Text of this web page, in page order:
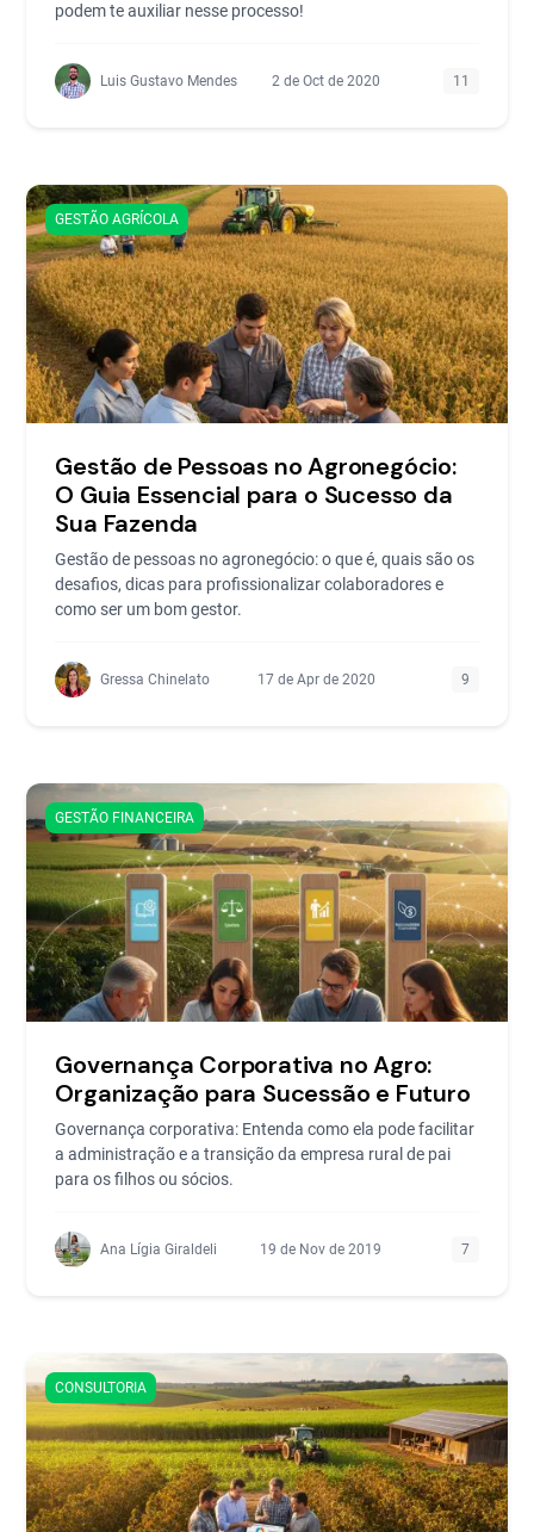
podem te auxiliar nesse processo!
Luis Gustavo Mendes 2 de Oct de 2020 11
GESTÃO AGRÍCOLA
Gestão de Pessoas no Agronegócio:
O Guia Essencial para o Sucesso da
Sua Fazenda
Gestão de pessoas no agronegócio: o que é, quais são os
desafios, dicas para profissionalizar colaboradores e
como ser um bom gestor.
Gressa Chinelato 17 de Apr de 2020 9
GESTÃO FINANCEIRA
Governança Corporativa no Agro:
Organização para Sucessão e Futuro
Governança corporativa: Entenda como ela pode facilitar
a administração e a transição da empresa rural de pai
para os filhos ou sócios.
Ana Lígia Giraldeli 19 de Nov de 2019 7
CONSULTORIA